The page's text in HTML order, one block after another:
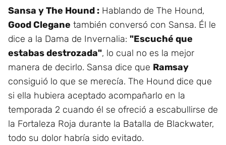
Sansa y The Hound : Hablando de The Hound,
Good Clegane también conversó con Sansa. Él le
dice a la Dama de Invernalia: "Escuché que
estabas destrozada", lo cual no es la mejor
manera de decirlo. Sansa dice que Ramsay
consiguió lo que se merecía. The Hound dice que
si ella hubiera aceptado acompañarlo en la
temporada 2 cuando él se ofreció a escabullirse de
la Fortaleza Roja durante la Batalla de Blackwater,
todo su dolor habría sido evitado.